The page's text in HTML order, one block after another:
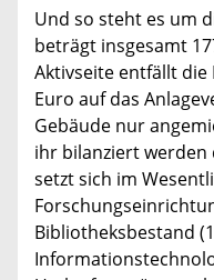
Und so steht es um
beträgt insgesamt
Aktivseite entfällt die
Euro auf das
Gebäude nur
ihr bilanziert werden
setzt sich im
Bibliotheksbestand